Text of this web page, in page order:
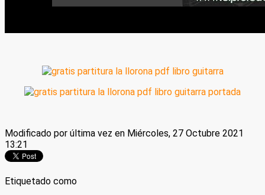
Modificado por última vez en Miércoles, 27 Octubre 2021
13:21
Etiquetado como